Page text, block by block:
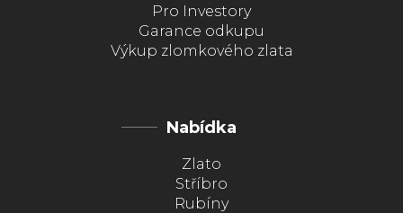
Pro Investory
Garance odkupu
Výkup zlomkového zlata
Nabídka
Zlato
Stříbro
Rubíny